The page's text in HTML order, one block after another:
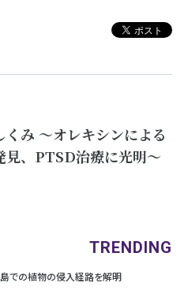
み ～オレキシンによる
見、PTSD治療に光明～
TRENDING
での植物の侵⼊経路を解明